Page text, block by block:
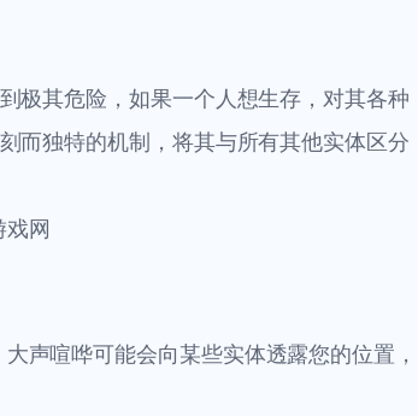
极其危险，如果一个人想生存，对其各种
而独特的机制，将其与所有其他实体区分
声喧哗可能会向某些实体透露您的位置，